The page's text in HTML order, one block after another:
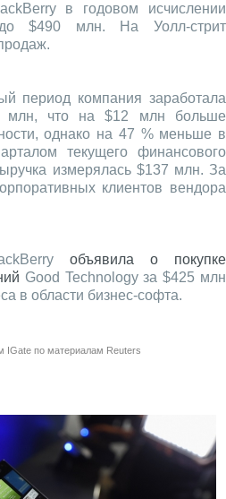
в годовом исчислении
$490 млн. На Уолл-стрит
период компания заработала
что на $12 млн больше
однако на 47 % меньше в
текущего финансового
измерялась $137 млн. За
клиентов вендора
объявила о покупке
Good Technology за $425 млн
в области бизнес-софта.
IGate по материалам Reuters